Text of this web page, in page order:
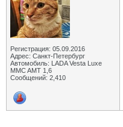
Регистрация: 05.09.2016
Адрес: Санкт-Петербург
Автомобиль: LADA Vesta Luxe
MMC AMT 1,6
Сообщений: 2,410